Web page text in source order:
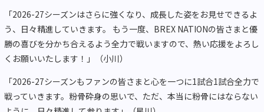
「2026-27シーズンはさらに強くなり、成長した姿をお見せできるよ
う、日々精進していきます。 もう一度、BREX NATIONの皆さまと優
勝の喜びを分かち合えるよう全力で戦いますので、熱い応援をよろし
くお願いいたします！」（小川）
「2026-27シーズンもファンの皆さまと心を一つに1試合1試合全力で
戦っていきます。粉骨砕身の思いで、ただ、本当に粉骨にはならない